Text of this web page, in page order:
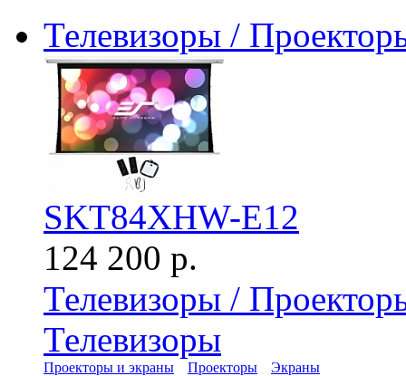
Телевизоры /
SKT84XHW-E12
124 200 р.
Телевизоры /
Телевизоры
Проекторы и экраны Проекторы Экраны